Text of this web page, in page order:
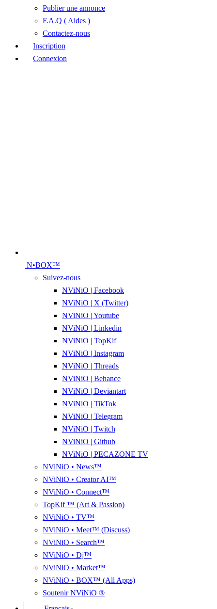
Publier une annonce
F.A.Q ( Aides )
Contactez-nous
Inscription
Connexion
| N•BOX™
Suivez-nous
NViNiO | Facebook
NViNiO | X (Twitter)
NViNiO | Youtube
NViNiO | Linkedin
NViNiO | TopKif
NViNiO | Instagram
NViNiO | Threads
NViNiO | Behance
NViNiO | Deviantart
NViNiO | TikTok
NViNiO | Telegram
NViNiO | Twitch
NViNiO | Github
NViNiO | PECAZONE TV
NViNiO • News™
NViNiO • Creator AI™
NViNiO • Connect™
TopKif ™ (Art & Passion)
NViNiO • TV™
NViNiO • Meet™ (Discuss)
NViNiO • Search™
NViNiO • Dj™
NViNiO • Market™
NViNiO • BOX™ (All Apps)
Soutenir NViNiO ®